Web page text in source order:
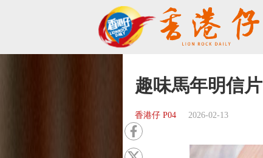
趣味馬年明信片
香港仔 P04 2026-02-13